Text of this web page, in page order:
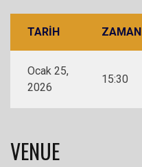
TARIH ZAMAN
Ocak 25,
2026
15:30
VENUE